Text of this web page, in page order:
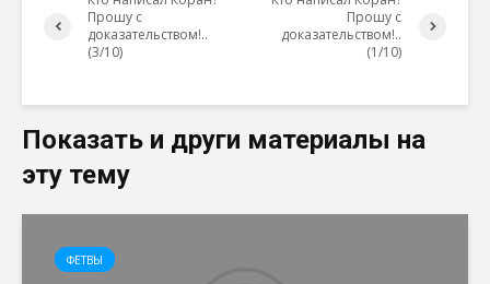
Прошу с
доказательством!..
(3/10)
Прошу с
доказательством!..
(1/10)
Показать и други материалы на
эту тему
ФЕТВЫ